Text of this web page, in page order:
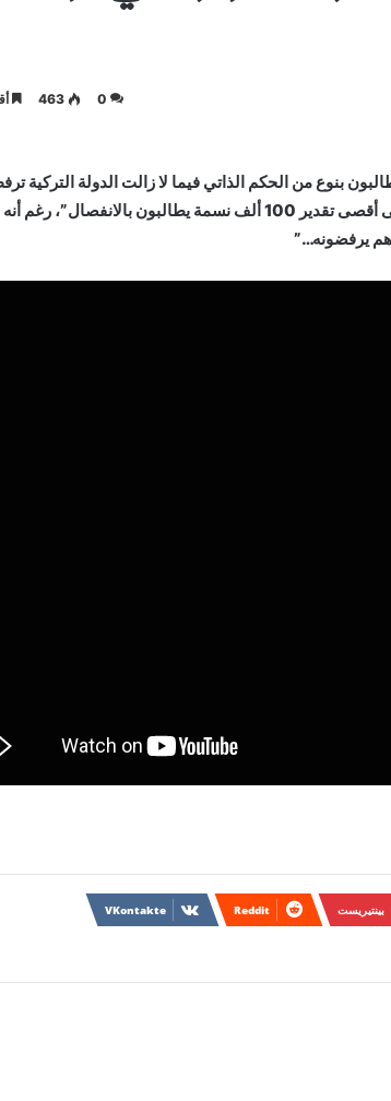
0
463
بنوع من الحكم الذاتي فيما لا زالت الدولة التركية
مطلبهم، فيما إن إ”خوتنا المغاربة الذي يشكلون 80 ألف نسمة أو على أقصى تقدير 100 ألف نسمة يطالبون
هم يرفضونه…”
بينتيريست